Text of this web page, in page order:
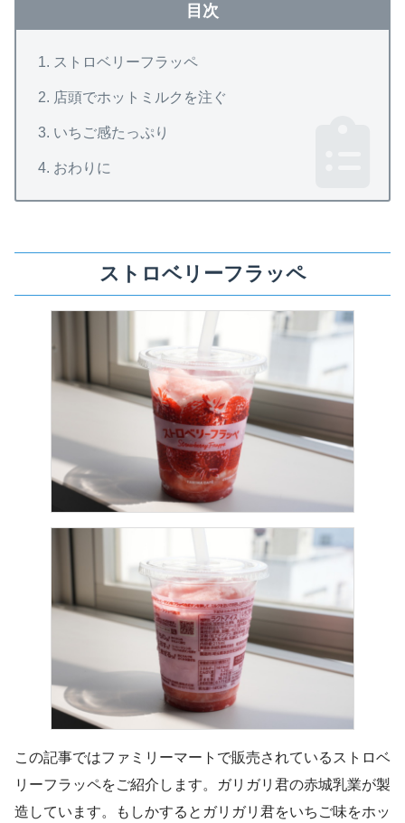
目次
ストロベリーフラッペ
店頭でホットミルクを注ぐ
いちご感たっぷり
おわりに
ストロベリーフラッペ
この記事ではファミリーマートで販売されているストロベ
リーフラッペをご紹介します。ガリガリ君の赤城乳業が製
造しています。もしかするとガリガリ君をいちご味をホッ